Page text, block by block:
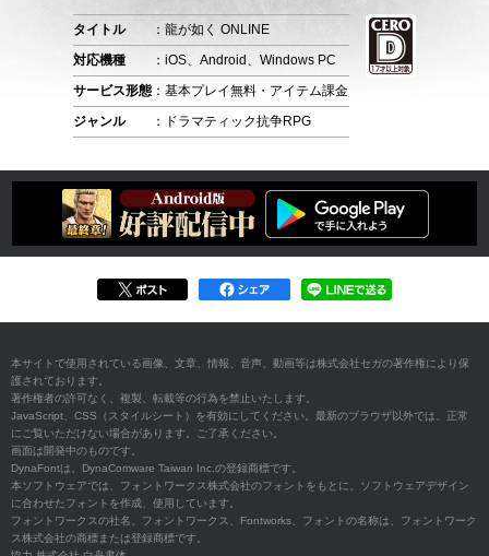
タイトル
：龍が如く ONLINE
対応機種
：iOS、Android、Windows PC
サービス形態 ：基本プレイ無料・アイテム課金
ジャンル
：ドラマティック抗争RPG
本サイトで使用されている画像、文章、情報、音声、動画等は株式会社セガの著作権により保
護されております。
著作権者の許可なく、複製、転載等の行為を禁止いたします。
JavaScript、CSS（スタイルシート）を有効にしてください。最新のブラウザ以外では、正常
にご覧いただけない場合があります。ご了承ください。
画面は開発中のものです。
DynaFontは、DynaComware Taiwan Inc.の登録商標です。
本ソフトウェアでは、フォントワークス株式会社のフォントをもとに、ソフトウェアデザイン
に合わせたフォントを作成、使用しています。
フォントワークスの社名、フォントワークス、Fontworks、フォントの名称は、フォントワーク
ス株式会社の商標または登録商標です。